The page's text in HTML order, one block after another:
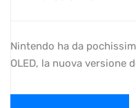
Nintendo ha da
OLED, la nuova versione